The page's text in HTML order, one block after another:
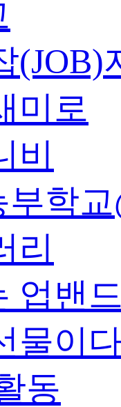
(JOB)
미로
비
부학
리
업밴
물이
동